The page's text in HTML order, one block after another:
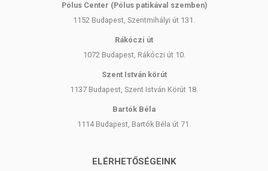
Pólus Center (Pólus patikával szemben)
1152 Budapest, Szentmihályi út 131.
Rákóczi út
1072 Budapest, Rákóczi út 10.
Szent István körút
1137 Budapest, Szent István Körút 18.
Bartók Béla
1114 Budapest, Bartók Béla út 71.
ELÉRHETŐSÉGEINK